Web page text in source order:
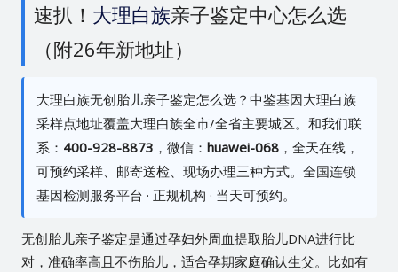
速扒！ 大理白族亲子鉴定中心怎么选
（附26年新地址）
大理白族无创胎儿亲子鉴定怎么选？中鉴基因大理白族
采样点地址覆盖大理白族全市/全省主要城区。和我们联
系： 400-928-8873 ，微信： huawei-068，全天在线，
可预约采样、邮寄送检、现场办理三种方式。全国连锁
基因检测服务平台 · 正规机构 · 当天可预约。
无创胎儿亲子鉴定是通过孕妇外周血提取胎儿DNA进行比
对，准确率高且不伤胎儿，适合孕期家庭确认生父。比如有